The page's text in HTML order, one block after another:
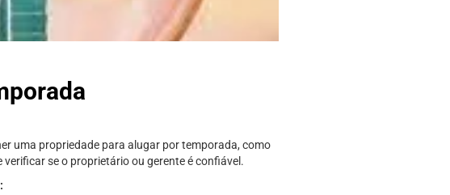
uma propriedade para alugar por temporada, como
se o proprietário ou gerente é confiável.